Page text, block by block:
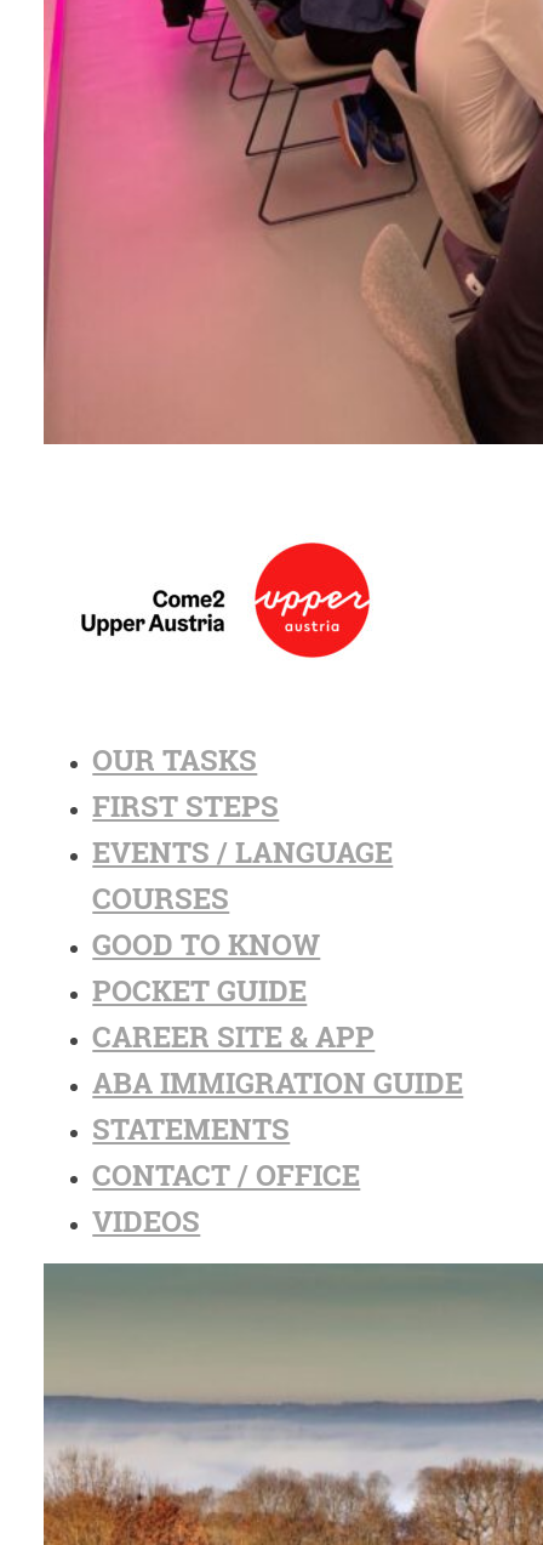
OUR TASKS
FIRST STEPS
EVENTS / LANGUAGE
COURSES
GOOD TO KNOW
POCKET GUIDE
CAREER SITE & APP
ABA IMMIGRATION GUIDE
STATEMENTS
CONTACT / OFFICE
VIDEOS